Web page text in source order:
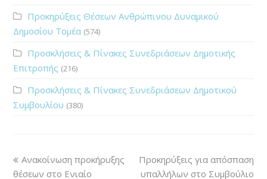
Προκηρύξεις Θέσεων Ανθρώπινου Δυναμικού
Δημοσίου Τομέα (574)
Προσκλήσεις & Πίνακες Συνεδριάσεων Δημοτικής
Επιτροπής (216)
Προσκλήσεις & Πίνακες Συνεδριάσεων Δημοτικού
Συμβουλίου (380)
Ανακοίνωση προκήρυξης
θέσεων στο Ενιαίο
Προκηρύξεις για απόσπαση
υπαλλήλων στο Συμβούλιο